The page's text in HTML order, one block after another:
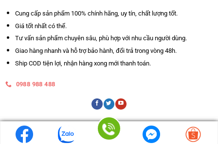
Cung cấp sản phẩm 100% chính hãng, uy tín, chất lượng tốt.
Giá tốt nhất có thể.
Tư vấn sản phẩm chuyên sâu, phù hợp với nhu cầu người dùng.
Giao hàng nhanh và hỗ trợ bảo hành, đổi trả trong vòng 48h.
Ship COD tiện lợi, nhận hàng xong mới thanh toán.
0988 988 488